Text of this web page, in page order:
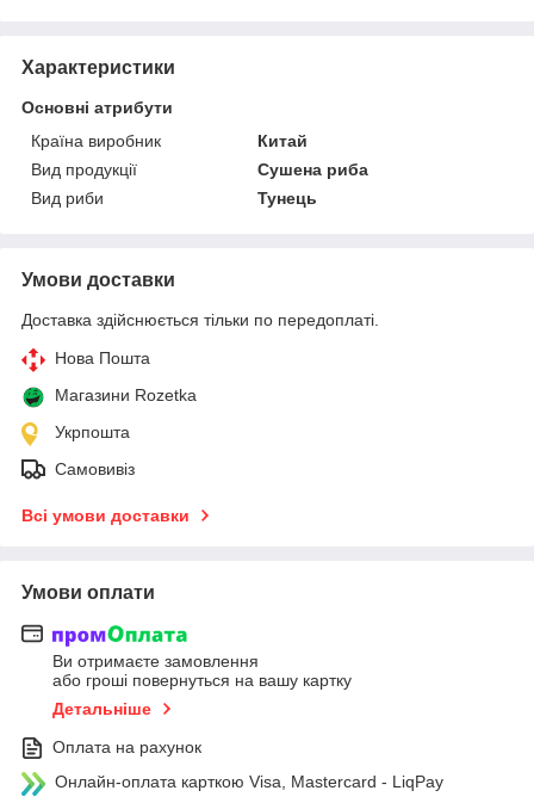
Характеристики
Основні атрибути
Країна виробник
Китай
Вид продукції
Сушена риба
Вид риби
Тунець
Умови доставки
Доставка здійснюється тільки по передоплаті.
Нова Пошта
Магазини Rozetka
Укрпошта
Самовивіз
Всі умови доставки
Умови оплати
Ви отримаєте замовлення
або гроші повернуться на вашу картку
Детальніше
Оплата на рахунок
Онлайн-оплата карткою Visa, Mastercard - LiqPay